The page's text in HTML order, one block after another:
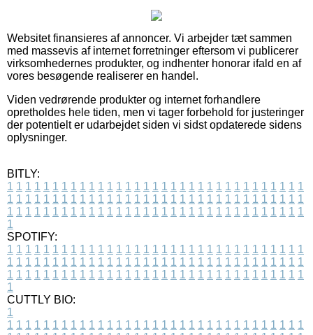
Websitet finansieres af annoncer. Vi arbejder tæt sammen
med massevis af internet forretninger eftersom vi publicerer
virksomhedernes produkter, og indhenter honorar ifald en af
vores besøgende realiserer en handel.
Viden vedrørende produkter og internet forhandlere
opretholdes hele tiden, men vi tager forbehold for justeringer
der potentielt er udarbejdet siden vi sidst opdaterede sidens
oplysninger.
BITLY:
1 1 1 1 1 1 1 1 1 1 1 1 1 1 1 1 1 1 1 1 1 1 1 1 1 1 1 1 1 1 1 1 1
1 1 1 1 1 1 1 1 1 1 1 1 1 1 1 1 1 1 1 1 1 1 1 1 1 1 1 1 1 1 1 1 1
1 1 1 1 1 1 1 1 1 1 1 1 1 1 1 1 1 1 1 1 1 1 1 1 1 1 1 1 1 1 1 1 1
1
SPOTIFY:
1 1 1 1 1 1 1 1 1 1 1 1 1 1 1 1 1 1 1 1 1 1 1 1 1 1 1 1 1 1 1 1 1
1 1 1 1 1 1 1 1 1 1 1 1 1 1 1 1 1 1 1 1 1 1 1 1 1 1 1 1 1 1 1 1 1
1 1 1 1 1 1 1 1 1 1 1 1 1 1 1 1 1 1 1 1 1 1 1 1 1 1 1 1 1 1 1 1 1
1
CUTTLY BIO:
1
1 1 1 1 1 1 1 1 1 1 1 1 1 1 1 1 1 1 1 1 1 1 1 1 1 1 1 1 1 1 1 1 1